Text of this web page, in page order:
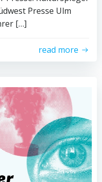
Presse Ulm
[…]
read more